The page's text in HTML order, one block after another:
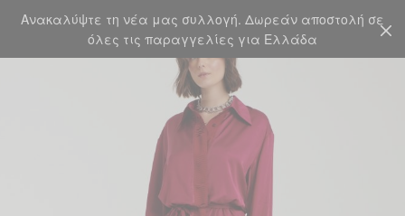
Ανακαλύψτε τη νέα μας συλλογή. Δωρεάν αποστολή σε
όλες τις παραγγελίες για Ελλάδα
CART